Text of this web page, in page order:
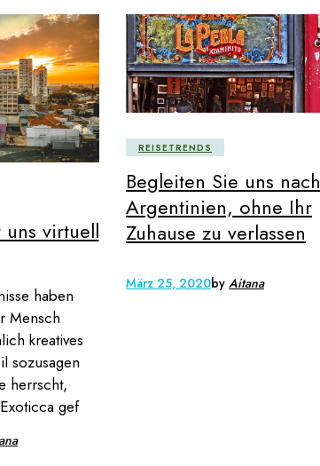
uns virtuell
haben
Mensch
kreatives
sozusagen
herrscht,
gef
REISETRENDS
Begleiten Sie uns nach
Argentinien, ohne Ihr
Zuhause zu verlassen
März 25, 2020by Aitana